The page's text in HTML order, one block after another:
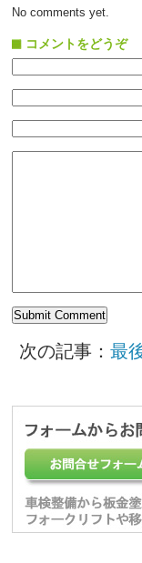
No comments yet.
コメントをどうぞ
次の記事： 最